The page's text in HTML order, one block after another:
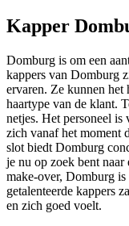
Kapper
Domburg is om een
kappers van Domburg
ervaren. Ze kunnen het
haartype van de klant.
netjes. Het personeel
zich vanaf het moment
slot biedt Domburg
je nu op zoek bent
make-over, Domburg
getalenteerde kappers
en zich goed voelt.